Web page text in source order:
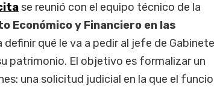
se reunió con el equipo técnico de la
Económico y Financiero en las
definir qué le va a pedir al jefe de
patrimonio. El objetivo es formalizar un
una solicitud judicial en la que el